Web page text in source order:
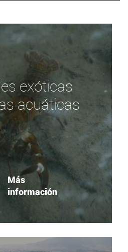
exóticas
acuáticas
Más
información